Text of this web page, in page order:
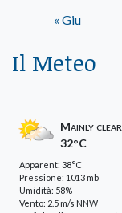
« Giu
Il Meteo
Mainly clear
32°C
Apparent: 38°C
Pressione: 1013 mb
Umidità: 58%
Vento: 2.5 m/s NNW